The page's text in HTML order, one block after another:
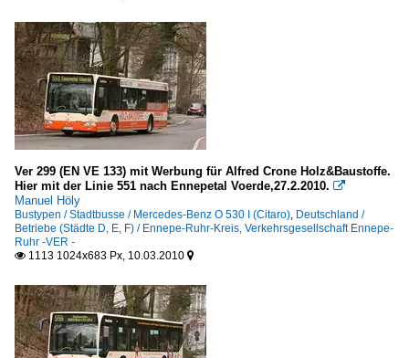
Ver 299 (EN VE 133) mit Werbung für Alfred Crone Holz&Baustoffe.
Hier mit der Linie 551 nach Ennepetal Voerde,27.2.2010. 
Manuel Höly
Bustypen / Stadtbusse / Mercedes-Benz O 530 I (Citaro), Deutschland /
Betriebe (Städte D, E, F) / Ennepe-Ruhr-Kreis, Verkehrsgesellschaft Ennepe-
Ruhr -VER -
 1113 1024x683 Px, 10.03.2010 